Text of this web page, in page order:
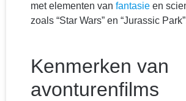
met elementen van fantasie en
zoals “Star Wars” en “Jurassic
Kenmerken van
avonturenfilms